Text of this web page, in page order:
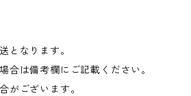
となります。
合は備考欄にご記載ください。
がございます。